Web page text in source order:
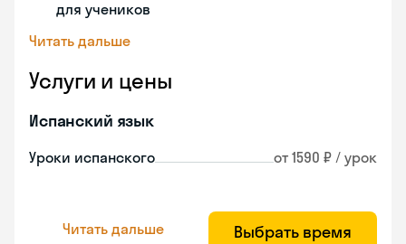
для учеников
Читать дальше
Услуги и цены
Испанский язык
Уроки испанского от 1590 ₽ / урок
Читать дальше Выбрать время